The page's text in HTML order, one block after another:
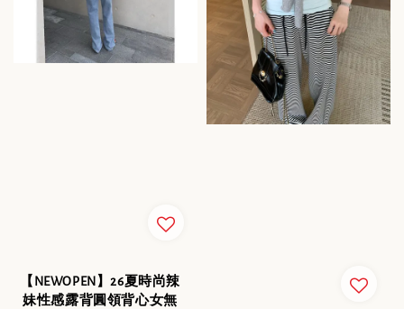
【NEWOPEN】26夏時尚辣
妹性感露背圓領背心女無